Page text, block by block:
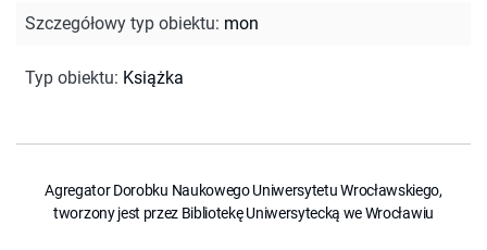
Szczegółowy typ obiektu: mon
Typ obiektu: Książka
Agregator Dorobku Naukowego Uniwersytetu Wrocławskiego,
tworzony jest przez Bibliotekę Uniwersytecką we Wrocławiu